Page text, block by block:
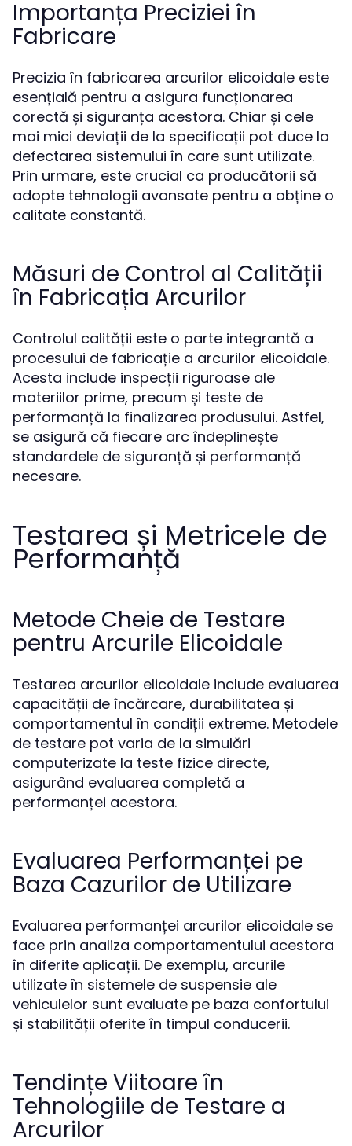
Importanța Preciziei în
Fabricare
Precizia în fabricarea arcurilor elicoidale este
esențială pentru a asigura funcționarea
corectă și siguranța acestora. Chiar și cele
mai mici deviații de la specificații pot duce la
defectarea sistemului în care sunt utilizate.
Prin urmare, este crucial ca producătorii să
adopte tehnologii avansate pentru a obține o
calitate constantă.
Măsuri de Control al Calității
în Fabricația Arcurilor
Controlul calității este o parte integrantă a
procesului de fabricație a arcurilor elicoidale.
Acesta include inspecții riguroase ale
materiilor prime, precum și teste de
performanță la finalizarea produsului. Astfel,
se asigură că fiecare arc îndeplinește
standardele de siguranță și performanță
necesare.
Testarea și Metricele de
Performanță
Metode Cheie de Testare
pentru Arcurile Elicoidale
Testarea arcurilor elicoidale include evaluarea
capacității de încărcare, durabilitatea și
comportamentul în condiții extreme. Metodele
de testare pot varia de la simulări
computerizate la teste fizice directe,
asigurând evaluarea completă a
performanței acestora.
Evaluarea Performanței pe
Baza Cazurilor de Utilizare
Evaluarea performanței arcurilor elicoidale se
face prin analiza comportamentului acestora
în diferite aplicații. De exemplu, arcurile
utilizate în sistemele de suspensie ale
vehiculelor sunt evaluate pe baza confortului
și stabilității oferite în timpul conducerii.
Tendințe Viitoare în
Tehnologiile de Testare a
Arcurilor